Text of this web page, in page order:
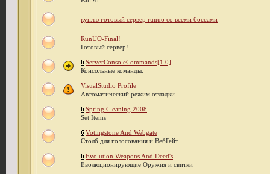
куплю готовый сервер runuo со всеми боссами
RunUO-Final!
Готовый сервер!
ServerConsoleCommands[1.0]
Консольные команды.
VisualStudio Profile
Автоматический режим отладки
Spring Cleaning 2008
Set Items
Votingstone And Webgate
Столб для голосования и ВебГейт
Evolution Weapons And Deed's
Еволюционирующие Оружия и свитки